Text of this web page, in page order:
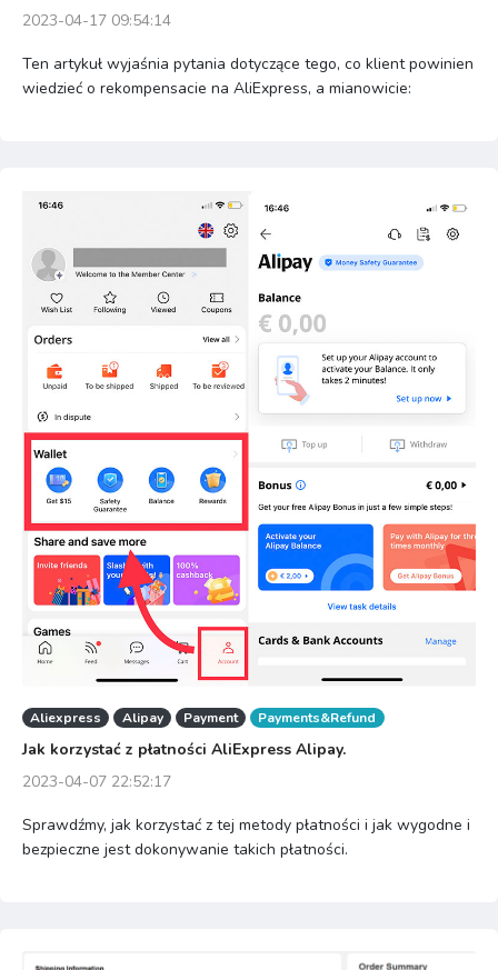
2023-04-17 09:54:14
Ten artykuł wyjaśnia pytania dotyczące tego, co klient powinien
wiedzieć o rekompensacie na AliExpress, a mianowicie:
Aliexpress Alipay Payment Payments&Refund
Jak korzystać z płatności AliExpress Alipay.
2023-04-07 22:52:17
Sprawdźmy, jak korzystać z tej metody płatności i jak wygodne i
bezpieczne jest dokonywanie takich płatności.